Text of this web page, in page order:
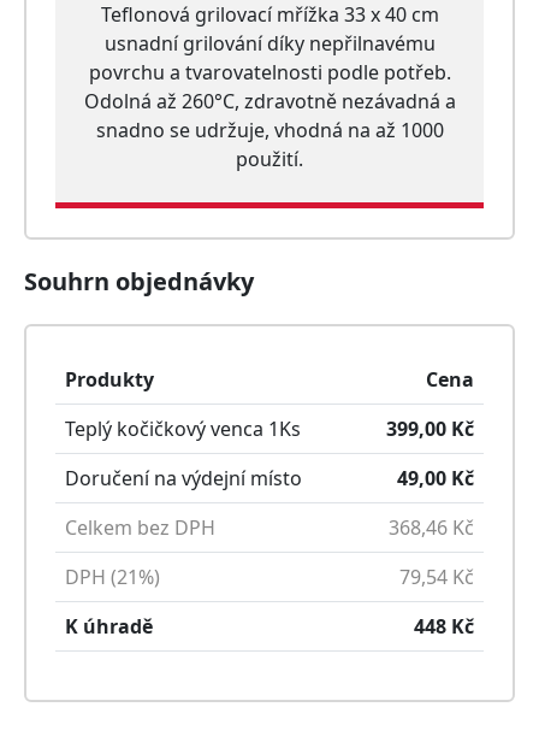
Teflonová grilovací mřížka 33 x 40 cm
usnadní grilování díky nepřilnavému
povrchu a tvarovatelnosti podle potřeb.
Odolná až 260°C, zdravotně nezávadná a
snadno se udržuje, vhodná na až 1000
použití.
Souhrn objednávky
Produkty
Cena
Teplý kočičkový venca 1Ks 399,00 Kč
Doručení na výdejní místo
49,00 Kč
Celkem bez DPH
368,46 Kč
DPH (21%)
79,54 Kč
K úhradě
448 Kč